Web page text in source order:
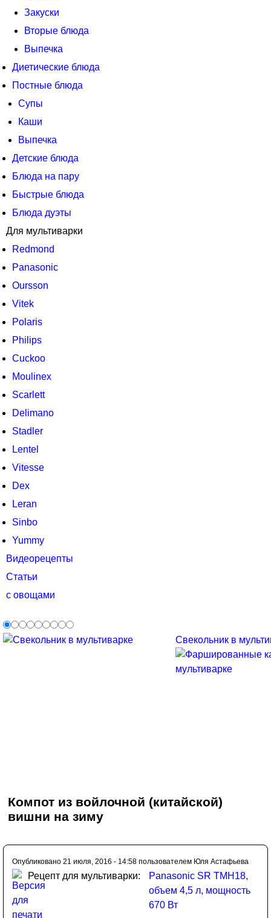
Закуски
Вторые блюда
Выпечка
Диетические блюда
Постные блюда
Супы
Каши
Выпечка
Детские блюда
Блюда на пару
Быстрые блюда
Блюда дуэты
Для мультиварки
Redmond
Panasonic
Oursson
Vitek
Polaris
Philips
Cuckoo
Moulinex
Scarlett
Delimano
Stadler
Lentel
Vitesse
Dex
Leran
Sinbo
Yummy
Видеорецепты
Статьи
с овощами
Свекольник в
Компот из войлочной (китайской)
вишни на зиму
Опубликовано 21 июля, 2016 - 14:58 пользователем Юля Астафьева
Рецепт для мультиварки:
Panasonic SR TMH18,
объем 4,5 л, мощность
670 Вт